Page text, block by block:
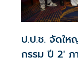
ป.ป.ช. จัดใหญ่ 'ผลลัพธ์ทุจริตลิขิตช
กรรม ปี 2' ภ